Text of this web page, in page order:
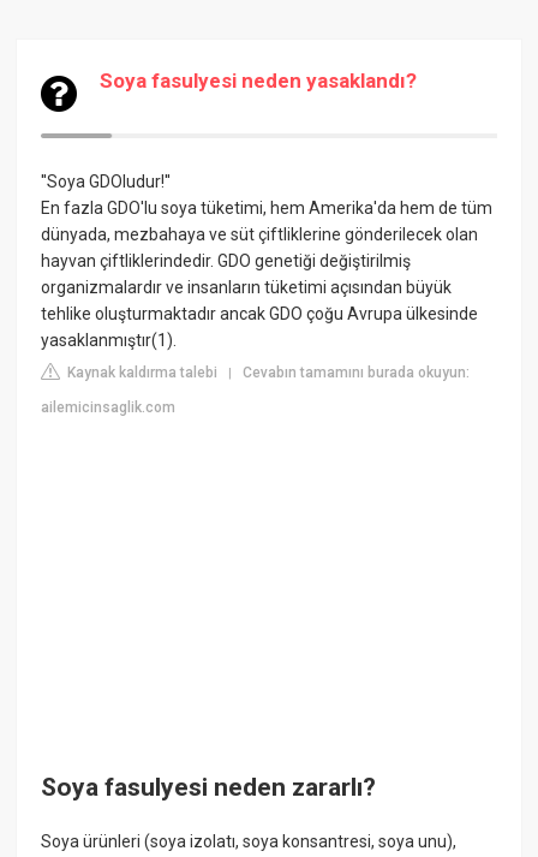
Soya fasulyesi neden yasaklandı?
''Soya GDOludur!''
En fazla GDO'lu soya tüketimi, hem Amerika'da hem de tüm
dünyada, mezbahaya ve süt çiftliklerine gönderilecek olan
hayvan çiftliklerindedir. GDO genetiği değiştirilmiş
organizmalardır ve insanların tüketimi açısından büyük
tehlike oluşturmaktadır ancak GDO çoğu Avrupa ülkesinde
yasaklanmıştır(1).
Kaynak kaldırma talebi |Cevabın tamamını burada okuyun:
ailemicinsaglik.com
Soya fasulyesi neden zararlı?
Soya ürünleri (soya izolatı, soya konsantresi, soya unu),